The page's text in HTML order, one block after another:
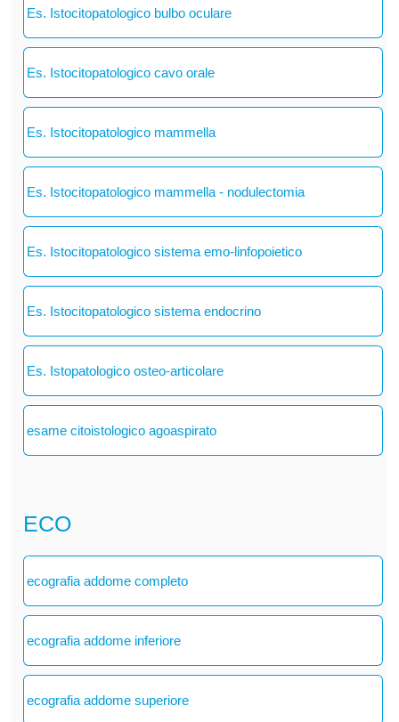
Es. Istocitopatologico bulbo oculare
Es. Istocitopatologico cavo orale
Es. Istocitopatologico mammella
Es. Istocitopatologico mammella - nodulectomia
Es. Istocitopatologico sistema emo-linfopoietico
Es. Istocitopatologico sistema endocrino
Es. Istopatologico osteo-articolare
esame citoistologico agoaspirato
ECO
ecografia addome completo
ecografia addome inferiore
ecografia addome superiore